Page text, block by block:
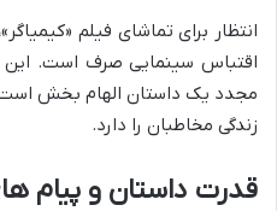
انتظار برای تماشای فیلم
اقتباس سینمایی صرف است. این
مجدد یک داستان الهام بخش است
زندگی مخاطبان را دارد.
قدرت داستان و پیام